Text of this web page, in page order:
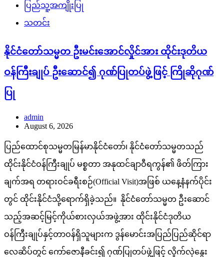
ပြည်သူ့အကျိုးပြု
သတင်း
နိုင်ငံတော်သမ္မတ ဦးမင်းအောင်လှိုင်အား ထိုင်းဒုတိယ
ဝန်ကြီးချုပ် ဦးဆောင်၍ ဂုဏ်ပြုတပ်ဖွဲ့ဖြင့် ကြိုဆိုဂုဏ်
ပြု
admin
August 6, 2026
ပြည်ထောင်စုသမ္မတမြန်မာနိုင်ငံတော်၊ နိုင်ငံတော်သမ္မတသည်
ထိုင်းနိုင်ငံဝန်ကြီးချုပ် မစ္စတာ အနုထင်ချာဝီရကွန်၏ ဖိတ်ကြား
ချက်အရ တရားဝင်ခရီးစဉ်(Official Visit)အဖြစ် ယနေ့နံနက်ပိုင်း
တွင် ထိုင်းနိုင်ငံသို့ရောက်ရှိခဲ့သည်။ နိုင်ငံတော်သမ္မတ ဦးဆောင်
သည့်အဆင့်မြင့်ကိုယ်စားလှယ်အဖွဲ့အား ထိုင်းနိုင်ငံဒုတိယ
ဝန်ကြီးချုပ်နှင့်တာဝန်ရှိသူများက ဒွန်မောင်းအပြည်ပြည်ဆိုင်ရာ
လေဆိပ်တွင် ကော်ဇောနီခင်း၍ ဂုဏ်ပြုတပ်ဖွဲ့ဖြင့် လှိုက်လှဲနွေး